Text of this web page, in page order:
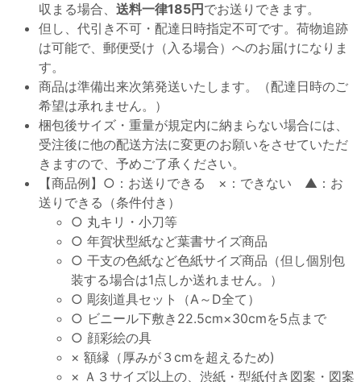
収まる場合、 送料一律185円 でお送りできます。
但し、代引き不可・配達日時指定不可です。荷物追跡
は可能で、郵便受け（入る場合）へのお届けになりま
す。
商品は準備出来次第発送いたします。（配達日時のご
希望は承れません。）
梱包後サイズ・重量が規定内に納まらない場合には、
受注後に他の配送方法に変更のお願いをさせていただ
きますので、予めご了承ください。
【商品例】○：お送りできる ×：できない ▲：お
送りできる（条件付き）
○ 丸キリ・小刀等
○ 年賀状型紙など葉書サイズ商品
○ 干支の色紙など色紙サイズ商品（但し個別包
装する場合は1点しか送れません。）
○ 彫刻道具セット（A～D全て）
○ ビニール下敷き22.5cm×30cmを5点まで
○ 顔彩絵の具
× 額縁（厚みが３cmを超えるため)
× Ａ３サイズ以上の、渋紙・型紙付き図案・図案